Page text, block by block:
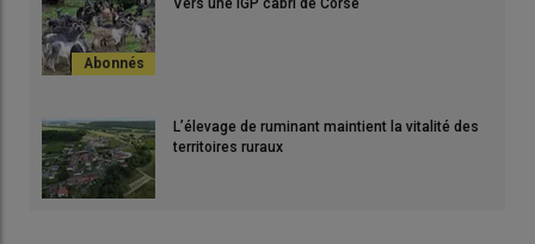
Vers une IGP cabri de Corse
L’élevage de ruminant maintient la vitalité des
territoires ruraux